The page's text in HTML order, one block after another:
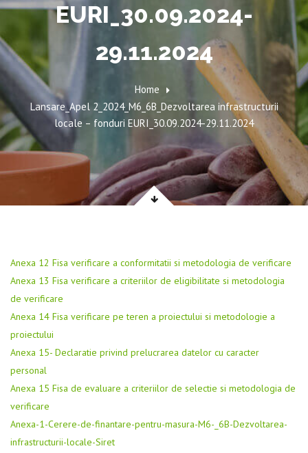
EURI_30.09.2024-
29.11.2024
Home
Lansare_Apel 2_2024_M6_6B_Dezvoltarea infrastructurii
locale – fonduri EURI_30.09.2024-29.11.2024
Anexa 12 Fisa verificare a conformitatii si metodologia de verificare
Anexa 13 Fisa verificare a criteriilor de eligibilitate si metodologia
de verificare
Anexa 14 Fisa verificare pe teren a proiectului si metodologie a
proiectului
Anexa 15- Declaratie privind prelucrarea datelor cu caracter
personal
Anexa 15 Fisa de evaluare a criteriilor de selectie si metodologia de
verificare
Anexa-1-Cerere-de-finantare-pentru-masura-M6-_6B-Dezvoltarea-
infrastructurii-locale-Siret